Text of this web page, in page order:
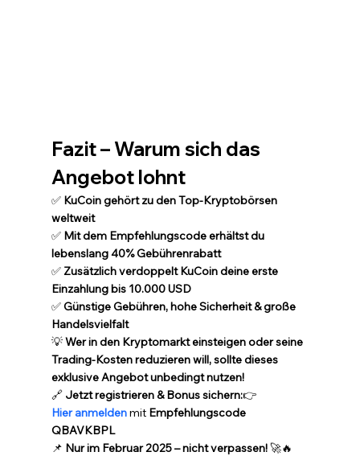
Fazit – Warum sich das
Angebot lohnt
✅ KuCoin gehört zu den Top-Kryptobörsen
weltweit
✅ Mit dem Empfehlungscode erhältst du
lebenslang 40% Gebührenrabatt
✅ Zusätzlich verdoppelt KuCoin deine erste
Einzahlung bis 10.000 USD
✅ Günstige Gebühren, hohe Sicherheit & große
Handelsvielfalt
💡 Wer in den Kryptomarkt einsteigen oder seine
Trading-Kosten reduzieren will, sollte dieses
exklusive Angebot unbedingt nutzen!
🔗 Jetzt registrieren & Bonus sichern:👉
Hier anmelden mit Empfehlungscode
QBAVKBPL
📌 Nur im Februar 2025 – nicht verpassen! 🚀🔥